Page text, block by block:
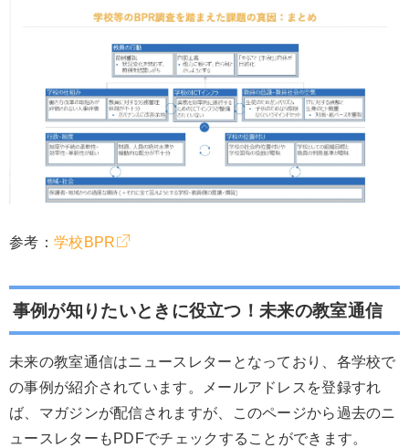
参考： 学校BPR
事例が知りたいときに役立つ！未来の教室通信
未来の教室通信はニュースレターとなっており、各学校で
の事例が紹介されています。メールアドレスを登録すれ
ば、マガジンが配信されますが、このページから過去のニ
ュースレターもPDFでチェックすることができます。